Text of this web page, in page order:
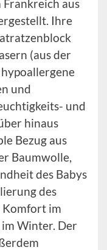
aus
Ihre
(aus der
und
und
hinaus
Bezug aus
Baumwolle,
des Babys
des
Komfort im
Winter. Der